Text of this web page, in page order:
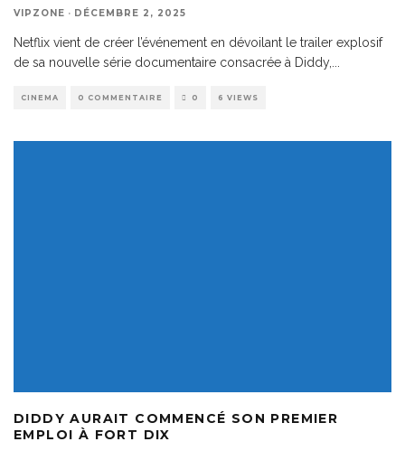
VIPZONE · DÉCEMBRE 2, 2025
Netflix vient de créer l’événement en dévoilant le trailer explosif
de sa nouvelle série documentaire consacrée à Diddy,
CINEMA 0 COMMENTAIRE 0 6 VIEWS
DIDDY AURAIT COMMENCÉ SON PREMIER
EMPLOI À FORT DIX